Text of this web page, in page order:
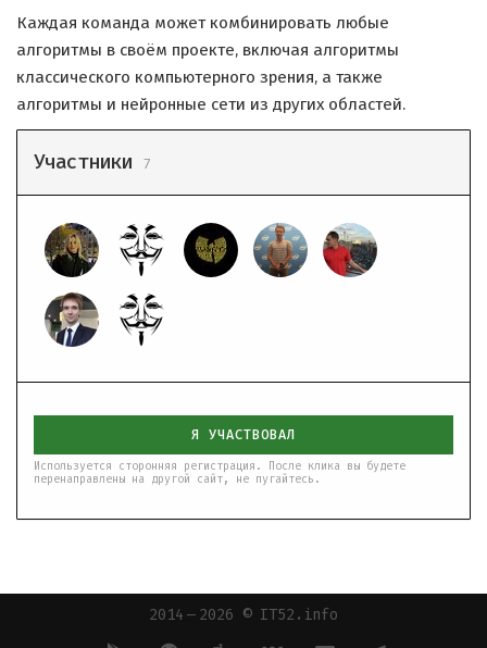
Каждая команда может комбинировать любые
алгоритмы в своём проекте, включая алгоритмы
классического компьютерного зрения, а также
алгоритмы и нейронные сети из других областей.
Участники 7
Я УЧАСТВОВАЛ
Используется сторонняя регистрация. После клика вы будете
перенаправлены на другой сайт, не пугайтесь.
2014 — 2026 © IT52.info